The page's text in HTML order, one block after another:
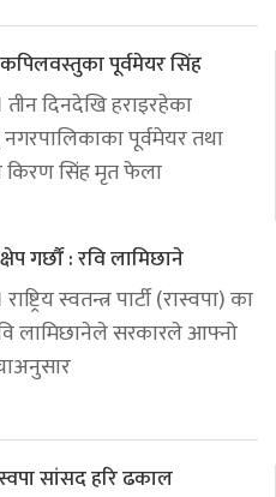
पूर्वमेयर सिंह
तीन दिनदेखि हराइरहेका
पूर्वमेयर तथा
किरण सिंह मृत फेला
गर्छौं : रवि लामिछाने
स्वतन्त्र पार्टी (रास्वपा) का
लामिछानेले सरकारले आफ्नो
सांसद हरि ढकाल